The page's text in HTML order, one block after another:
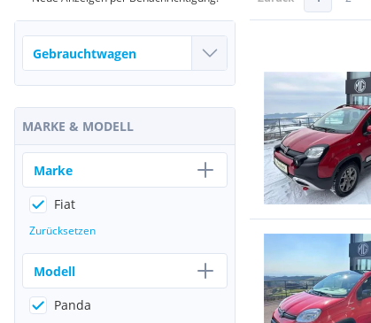
MARKE & MODELL
Marke
Fiat
Zurücksetzen
Modell
Panda